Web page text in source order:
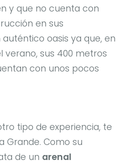
y que no cuenta con
en sus
auténtico oasis ya que, en
verano, sus 400 metros
con unos pocos
tipo de experiencia, te
Grande. Como su
de un arenal